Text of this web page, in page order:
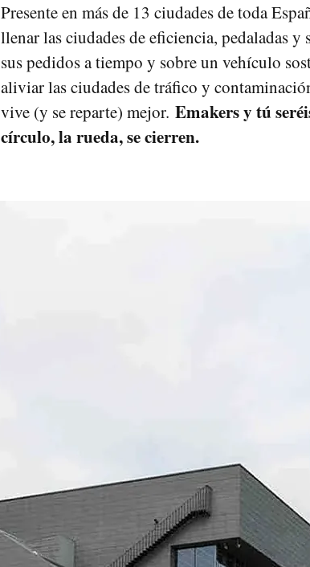
Presente en más de 13 ciudades de toda
llenar las ciudades de eficiencia, pedaladas
sus pedidos a tiempo y sobre un vehículo
aliviar las ciudades de tráfico y
vive (y se reparte) mejor. Emakers y tú
círculo, la rueda, se cierren.